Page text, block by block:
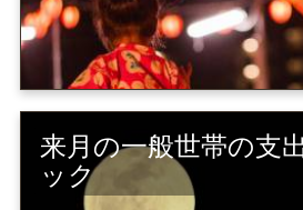
来月の一般世帯の支
ック